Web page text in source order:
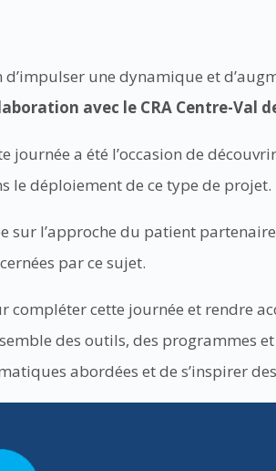
d’impulser une dynamique et
avec le CRA Centre-Val
journée a été l’occasion de
le déploiement de ce type de
sur l’approche du patient
par ce sujet.
compléter cette journée et rendre
des outils, des programmes
abordées et de s’inspirer